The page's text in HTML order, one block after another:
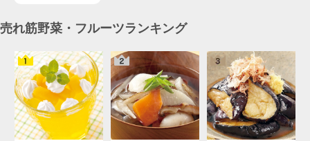
牛肉のサラダ 梅わさびソース
今月のお料理レシピ （ＳＬＣ倶楽部２０２５年
投稿日：2025/05/21 投稿者：SL Creations
梅しそのごちそう天むす
セレクトアレンジレシピ （月刊ＳＬＣ倶楽部２
０２５年６月号）
投稿日：2025/04/24 投稿者：SL Creations
売れ筋野菜・フルーツランキング